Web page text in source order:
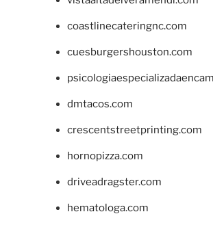
coastlinecateringnc.com
cuesburgershouston.com
dmtacos.com
crescentstreetprinting.com
hornopizza.com
driveadragster.com
hematologa.com